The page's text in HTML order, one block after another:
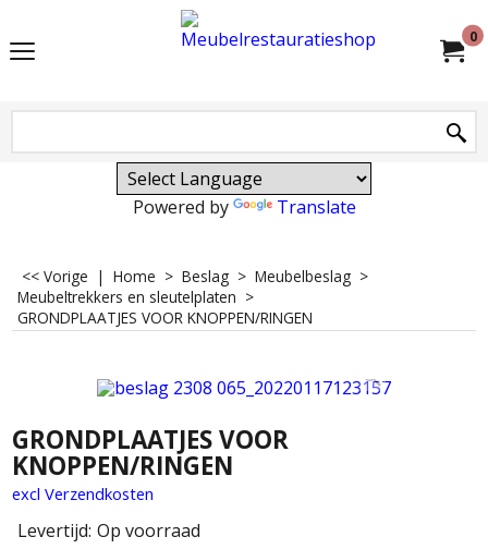
0
Powered by Translate
<< Vorige | Home > Beslag > Meubelbeslag >
Meubeltrekkers en sleutelplaten >
GRONDPLAATJES VOOR KNOPPEN/RINGEN
GRONDPLAATJES VOOR
KNOPPEN/RINGEN
excl Verzendkosten
Levertijd: Op voorraad